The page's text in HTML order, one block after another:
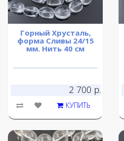
Горный Хрусталь,
форма Сливы 24/15
мм. Нить 40 см
2 700 р.
КУПИТЬ